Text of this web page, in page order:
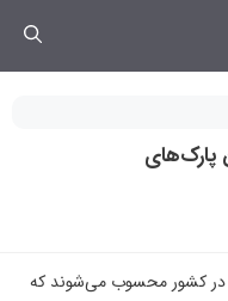
پارک‌های
در کشور محسوب می‌شوند که